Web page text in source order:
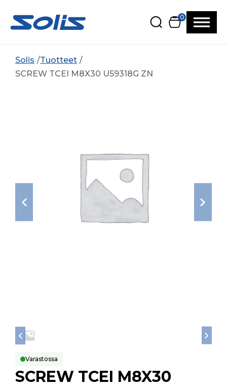
0
Solis
Tuotteet
SCREW TCEI M8X30 U59318G ZN
Varastossa
SCREW TCEI M8X30